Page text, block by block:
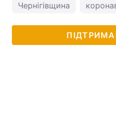
Чернігівщина